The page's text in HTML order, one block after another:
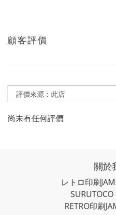
顧客評價
尚未有任何評價
關於
レトロ印刷JAM
SURUTOCO
RETRO印刷